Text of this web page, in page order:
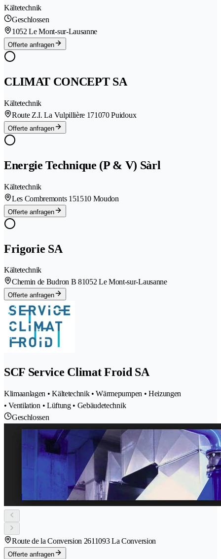
Kältetechnik
Geschlossen
1052 Le Mont-sur-Lausanne
Offerte anfragen
CLIMAT CONCEPT SA
Kältetechnik
Route Z.I. La Vulpillière 171070 Puidoux
Offerte anfragen
Energie Technique (P & V) Sàrl
Kältetechnik
Les Combremonts 151510 Moudon
Offerte anfragen
Frigorie SA
Kältetechnik
Chemin de Budron B 81052 Le Mont-sur-Lausanne
Offerte anfragen
SCF Service Climat Froid SA
Klimaanlagen • Kältetechnik • Wärmepumpen • Heizungen
• Ventilation • Lüftung • Gebäudetechnik
Geschlossen
Route de la Conversion 2611093 La Conversion
Offerte anfragen